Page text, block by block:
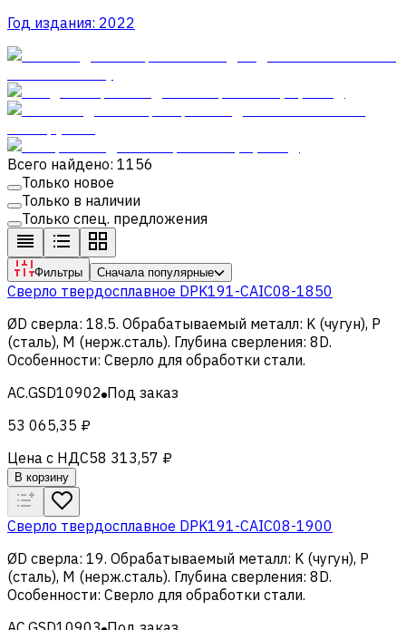
Год издания: 2022
Всего найдено: 1156
Только новое
Только в наличии
Только спец. предложения
Фильтры Сначала популярные
Сверло твердосплавное DPK191-CAIC08-1850
ØD сверла: 18.5. Обрабатываемый металл: K (чугун), Р
(сталь), M (нерж.сталь). Глубина сверления: 8D.
Особенности: Сверло для обработки стали.
AC.GSD10902 Под заказ
53 065,35 ₽
Цена с НДС58 313,57 ₽
В корзину
Сверло твердосплавное DPK191-CAIC08-1900
ØD сверла: 19. Обрабатываемый металл: K (чугун), Р
(сталь), M (нерж.сталь). Глубина сверления: 8D.
Особенности: Сверло для обработки стали.